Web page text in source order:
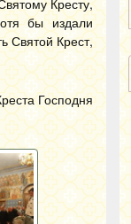
Кресту,
бы издали
Святой Крест,
Господня